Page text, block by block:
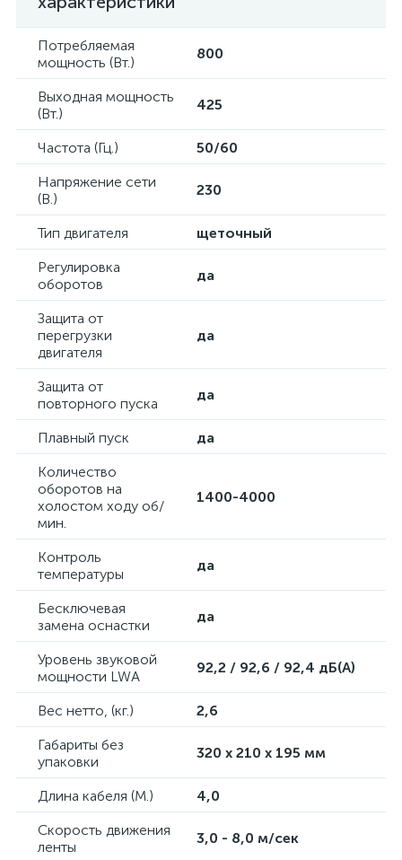
Потребляемая
мощность (Вт.)
800
Выходная мощность
(Вт.)
425
Частота (Гц.)
50/60
Напряжение сети
(В.)
230
Тип двигателя
щеточный
Регулировка
оборотов
да
Защита от
перегрузки
двигателя
да
Защита от
повторного пуска
да
Плавный пуск
да
Количество
оборотов на
холостом ходу об/
мин.
1400-4000
Контроль
температуры
да
Бесключевая
замена оснастки
да
Уровень звуковой
мощности LWA
92,2 / 92,6 / 92,4 дБ(А)
Вес нетто, (кг.)
2,6
Габариты без
упаковки
320 x 210 x 195 мм
Длина кабеля (М.)
4,0
Скорость движения
ленты
3,0 - 8,0 м/сек